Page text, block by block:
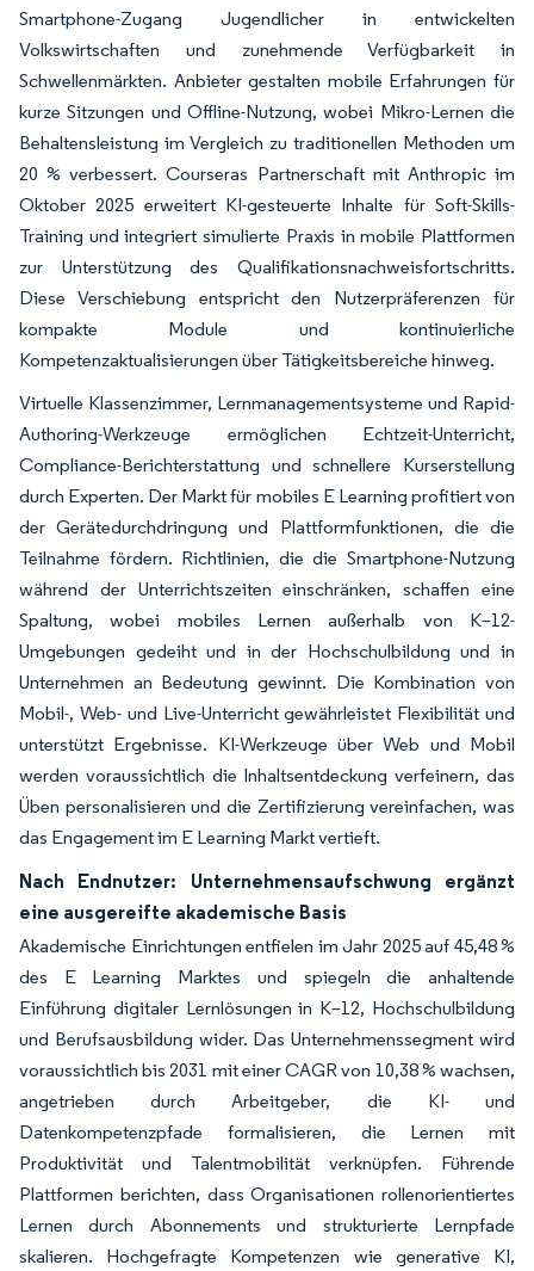
Smartphone-Zugang Jugendlicher in entwickelten
Volkswirtschaften und zunehmende Verfügbarkeit in
Schwellenmärkten. Anbieter gestalten mobile Erfahrungen für
kurze Sitzungen und Offline-Nutzung, wobei Mikro-Lernen die
Behaltensleistung im Vergleich zu traditionellen Methoden um
20 % verbessert. Courseras Partnerschaft mit Anthropic im
Oktober 2025 erweitert KI-gesteuerte Inhalte für Soft-Skills-
Training und integriert simulierte Praxis in mobile Plattformen
zur Unterstützung des Qualifikationsnachweisfortschritts.
Diese Verschiebung entspricht den Nutzerpräferenzen für
kompakte Module und kontinuierliche
Kompetenzaktualisierungen über Tätigkeitsbereiche hinweg.
Virtuelle Klassenzimmer, Lernmanagementsysteme und Rapid-
Authoring-Werkzeuge ermöglichen Echtzeit-Unterricht,
Compliance-Berichterstattung und schnellere Kurserstellung
durch Experten. Der Markt für mobiles E Learning profitiert von
der Gerätedurchdringung und Plattformfunktionen, die die
Teilnahme fördern. Richtlinien, die die Smartphone-Nutzung
während der Unterrichtszeiten einschränken, schaffen eine
Spaltung, wobei mobiles Lernen außerhalb von K–12-
Umgebungen gedeiht und in der Hochschulbildung und in
Unternehmen an Bedeutung gewinnt. Die Kombination von
Mobil-, Web- und Live-Unterricht gewährleistet Flexibilität und
unterstützt Ergebnisse. KI-Werkzeuge über Web und Mobil
werden voraussichtlich die Inhaltsentdeckung verfeinern, das
Üben personalisieren und die Zertifizierung vereinfachen, was
das Engagement im E Learning Markt vertieft.
Nach Endnutzer: Unternehmensaufschwung ergänzt
eine ausgereifte akademische Basis
Akademische Einrichtungen entfielen im Jahr 2025 auf 45,48 %
des E Learning Marktes und spiegeln die anhaltende
Einführung digitaler Lernlösungen in K–12, Hochschulbildung
und Berufsausbildung wider. Das Unternehmenssegment wird
voraussichtlich bis 2031 mit einer CAGR von 10,38 % wachsen,
angetrieben durch Arbeitgeber, die KI- und
Datenkompetenzpfade formalisieren, die Lernen mit
Produktivität und Talentmobilität verknüpfen. Führende
Plattformen berichten, dass Organisationen rollenorientiertes
Lernen durch Abonnements und strukturierte Lernpfade
skalieren. Hochgefragte Kompetenzen wie generative KI,